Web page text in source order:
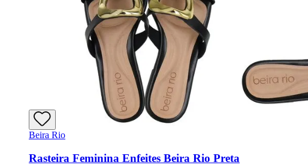
Beira Rio
Rasteira Feminina Enfeites Beira Rio Preta